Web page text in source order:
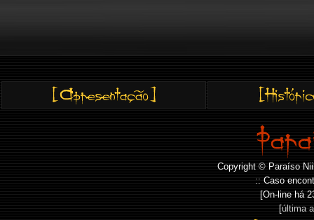
Copyright © Paraíso
:: Caso
[On-line há
[última